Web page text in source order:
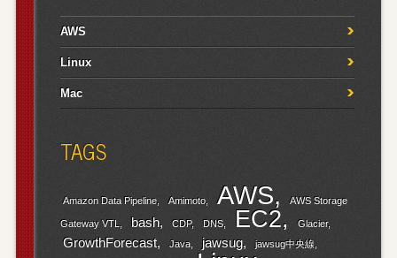
AWS
Linux
Mac
TAGS
Amazon Data Pipeline Amimoto AWS AWS Storage
Gateway VTL bash CDP DNS EC2 Glacier
GrowthForecast Java jawsug jawsug中央線